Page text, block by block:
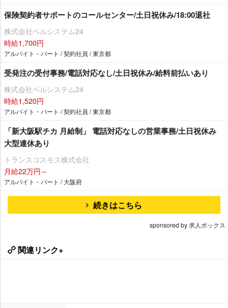
保険契約者サポートのコールセンター/土日祝休み/18:00退社
株式会社ベルシステム24
時給1,700円
アルバイト・パート / 契約社員 / 東京都
受発注の受付事務/電話対応なし/土日祝休み/給料前払いあり
株式会社ベルシステム24
時給1,520円
アルバイト・パート / 契約社員 / 東京都
「新大阪駅チカ 月給制」 電話対応なしの営業事務/土日祝休み
大型連休あり
トランスコスモス株式会社
月給22万円～
アルバイト・パート / 大阪府
続きはこちら
sponsored by 求人ボックス
関連リンク+